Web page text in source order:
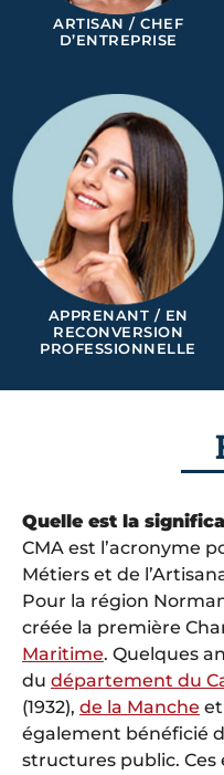
ARTISAN / CHEF
D’ENTREPRISE
APPRENANT / EN
RECONVERSION
PROFESSIONNELLE
Quelle est la
CMA est l’acronyme
Métiers et de
Pour la région
créée la première
Maritime. Quelques
du département du
(1932), de la Manche et
également bénéficié
structures public. Ces